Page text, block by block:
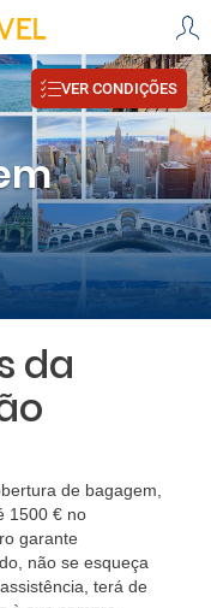
VER CONDIÇÕES
da
de bagagem,
1500 € no
garante
não se esqueça
terá de